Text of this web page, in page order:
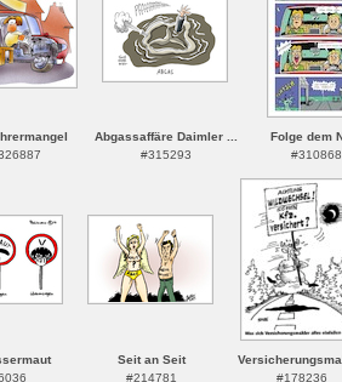
Abgassaffäre Daimler ...
#315293
Folge dem
#310868
Seit an Seit
#214781
#178236